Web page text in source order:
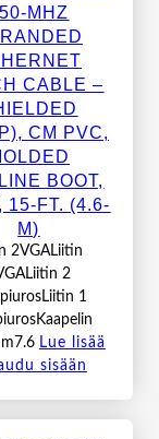
MHZ
CABLE –
CM PVC,
BOOT,
15-FT. (4.6-
M)
2VGALiitin
2
1
Lue lisää
sisään